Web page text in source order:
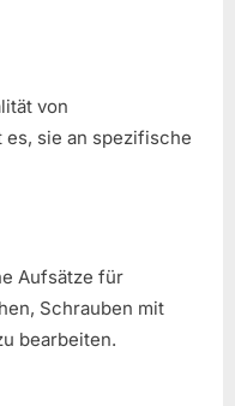
von
sie an spezifische
Aufsätze für
Schrauben mit
bearbeiten.